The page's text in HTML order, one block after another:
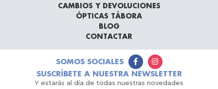
CAMBIOS Y DEVOLUCIONES
ÓPTICAS TÁBORA
BLOG
CONTACTAR
SOMOS SOCIALES
SUSCRÍBETE A NUESTRA NEWSLETTER
Y estarás al día de todas nuestras novedades